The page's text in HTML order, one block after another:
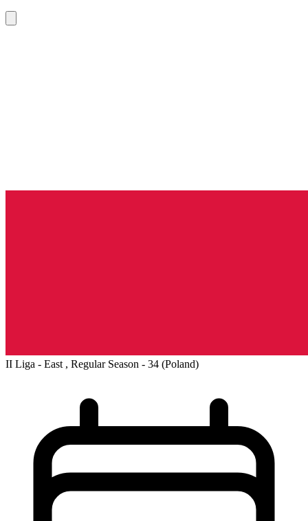
II Liga - East , Regular Season - 34 (Poland)